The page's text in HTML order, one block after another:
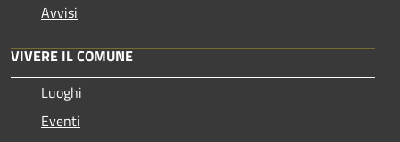
Avvisi
VIVERE IL COMUNE
Luoghi
Eventi